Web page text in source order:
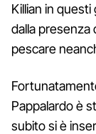
Killian in
dalla presenza
pescare
Pappalardo è
subito si è